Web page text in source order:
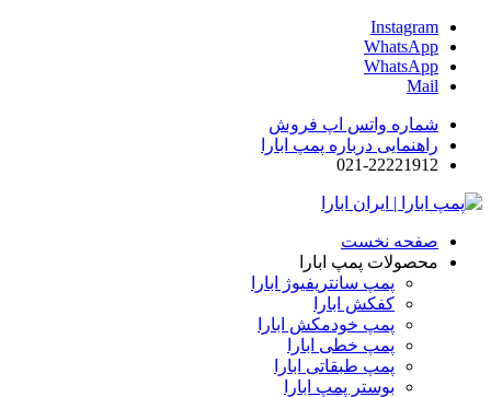
Instagram
WhatsApp
WhatsApp
Mail
شماره واتس اپ فروش
راهنمایی درباره پمپ ابارا
021-22221912
صفحه نخست
محصولات پمپ ابارا
پمپ سانتریفیوژ ابارا
کفکش ابارا
پمپ خودمکش ابارا
پمپ خطی ابارا
پمپ طبقاتی ابارا
بوستر پمپ ابارا